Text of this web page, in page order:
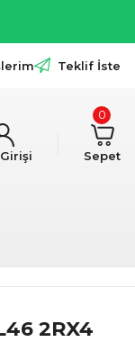
Teklif İste
Sepet
0
2RX4